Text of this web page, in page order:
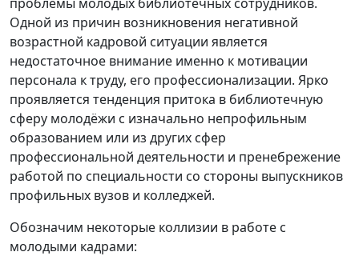
Одной из причин возникновения негативной
возрастной кадровой ситуации является
недостаточное внимание именно к мотивации
персонала к труду, его профессионализации. Ярко
проявляется тенденция притока в библиотечную
сферу молодёжи с изначально непрофильным
образованием или из других сфер
профессиональной деятельности и пренебрежение
работой по специальности со стороны выпускников
профильных вузов и колледжей.
Обозначим некоторые коллизии в работе с
молодыми кадрами: